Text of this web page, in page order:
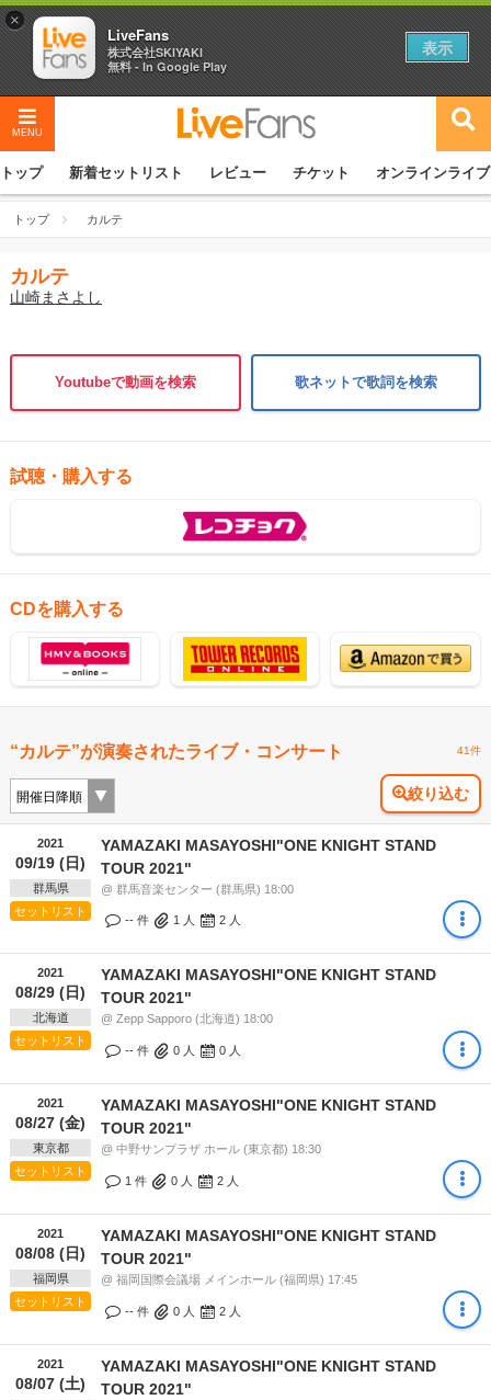
MENU
トップ 新着セットリスト レビュー チケット オンラインライブ
トップ カルテ
カルテ
山崎まさよし
Youtubeで動画を検索 歌ネットで歌詞を検索
試聴・購入する
CDを購入する
“カルテ”が演奏されたライブ・コンサート 41件
絞り込む
2021
09/19 (日)
群馬県
セットリスト
YAMAZAKI MASAYOSHI"ONE KNIGHT STAND
TOUR 2021"
@ 群馬音楽センター (群馬県) 18:00
-- 件 1 人 2 人
2021
08/29 (日)
北海道
セットリスト
YAMAZAKI MASAYOSHI"ONE KNIGHT STAND
TOUR 2021"
@ Zepp Sapporo (北海道) 18:00
-- 件 0 人 0 人
2021
08/27 (金)
東京都
セットリスト
YAMAZAKI MASAYOSHI"ONE KNIGHT STAND
TOUR 2021"
@ 中野サンプラザ ホール (東京都) 18:30
1 件 0 人 2 人
2021
08/08 (日)
福岡県
セットリスト
YAMAZAKI MASAYOSHI"ONE KNIGHT STAND
TOUR 2021"
@ 福岡国際会議場 メインホール (福岡県) 17:45
-- 件 0 人 2 人
2021
08/07 (土)
YAMAZAKI MASAYOSHI"ONE KNIGHT STAND
TOUR 2021"
×
LiveFans
株式会社SKIYAKI
無料 - In Google Play
表示